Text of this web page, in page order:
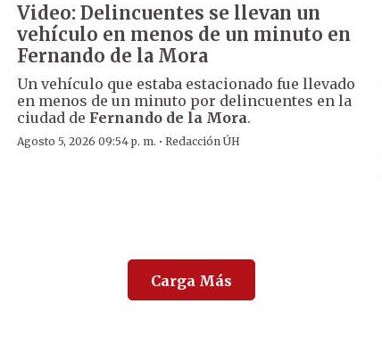
Video: Delincuentes se llevan un
vehículo en menos de un minuto en
Fernando de la Mora
Un vehículo que estaba estacionado fue llevado
en menos de un minuto por delincuentes en la
ciudad de Fernando de la Mora.
Agosto 5, 2026 09:54 p. m. ·Redacción ÚH
Carga Más